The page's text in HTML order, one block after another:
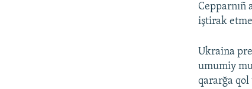
Cepparnıñ
iştirak
Ukraina
umumiy
qararğa qol